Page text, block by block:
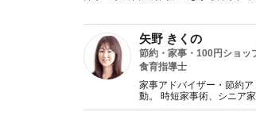
矢野 きくの
節約・家事・100円ショッ
食育指導士
家事アドバイザー・節約
動。 時短家事術、シニア
ス削減をテーマにした講